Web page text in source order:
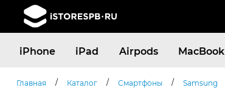
iPhone iPad Airpods MacBook
Главная / Каталог / Смартфоны / Samsung